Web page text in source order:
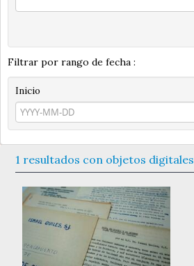
Filtrar por rango de fecha :
Inicio
1 resultados con objetos digitales